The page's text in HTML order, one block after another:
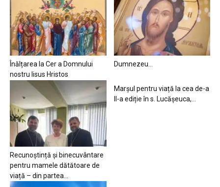
Înălțarea la Cer a Domnului
nostru Iisus Hristos
Dumnezeu…
Recunoștință și binecuvântare
pentru mamele dătătoare de
viață – din partea...
Marșul pentru viață la cea de-a
II-a ediție în s. Lucășeuca,...